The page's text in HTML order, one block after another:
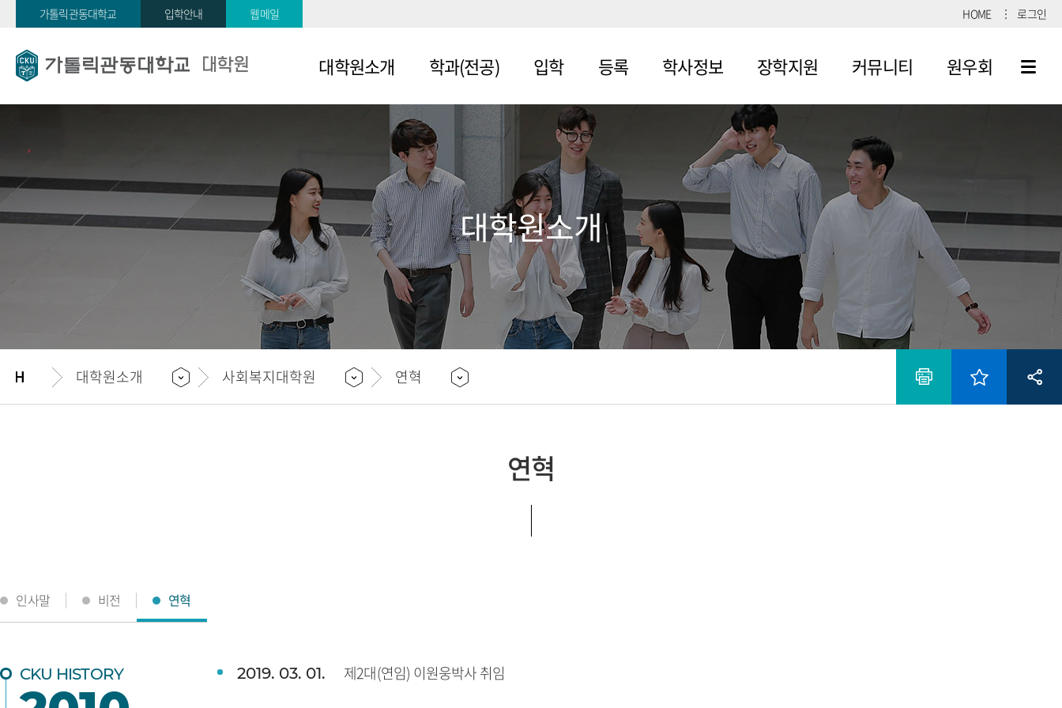
가톨릭관동대학교 입학안내 웹메일 HOME 로그인
대학원 대학원소개
일반대학원
교육대학원
경영행정창업대
학원
사회복지대학원
보건의료융합대
학원
규정
학과(전공)
일반대학원
교육대학원
경영행정창업
대학원
사회복지대학
원
보건의료융합
대학원
입학
모집안
내
입학Q
&A
합격자
조회
등록
등록금
납입
등록금
환불규
정
학사정보
학사일정
학사제도
수강신청
시험
자격증취득기
준
학위논문
장학지원
장학금 지급
규정
커뮤니티
공지사항
자료실
원우회
공지사항
자료실
대학원소개
대학원소개 사회복지대학원 연혁
연혁
인사말 비전 연혁
CKU HISTORY 2019. 03. 01. 제2대(연임) 이원웅박사 취임